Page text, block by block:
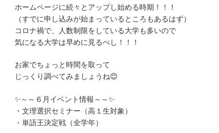
ホームページに続々とアップし始める時期！！！
（すでに申し込みが始まっているところもあるはず）
コロナ禍で、人数制限をしている大学も多いので
気になる大学は早めに見るべし！！！
お家でちょっと時間を取って
じっくり調べてみましょうね😊
✨～～６月イベント情報～～✨
・文理選択セミナー（高１生対象）
・単語王決定戦（全学年）